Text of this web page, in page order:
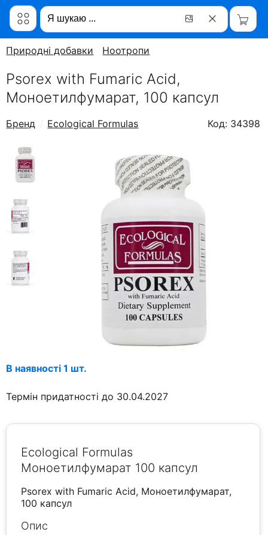
Природні добавки Ноотропи
Psorex with Fumaric Acid,
Моноетилфумарат, 100 капсул
Бренд Ecological Formulas Код: 34398
В наявності 1 шт.
Термін придатності до 30.04.2027
Ecological Formulas
Моноетилфумарат 100 капсул
Psorex with Fumaric Acid, Моноетилфумарат,
100 капсул
Опис